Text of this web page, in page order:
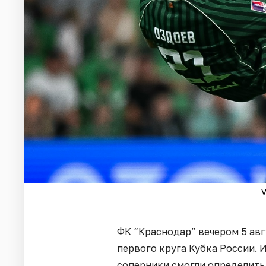
ФК “Краснодар” вечером 5
первого круга Кубка России.